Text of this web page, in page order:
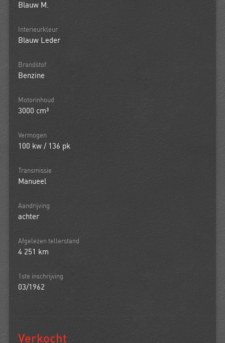
Blauw M.
Interieurkleur
Blauw Leder
Brandstof
Benzine
Motorinhoud
3000 cm³
Vermogen
100 kw / 136 pk
Transmissie
Manueel
Aandrijving
achter
Afgelezen tellerstand
4 251 km
1ste inschrijving
03/1962
Verkocht